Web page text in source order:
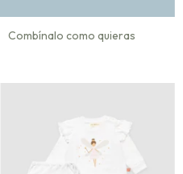
Combínalo como quieras